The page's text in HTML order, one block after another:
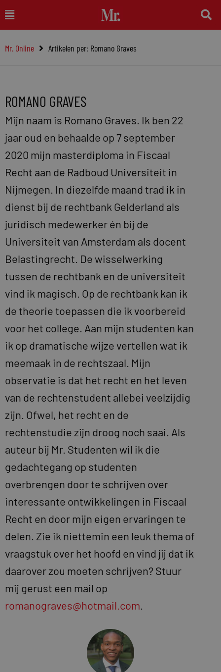
naar
inhoud
Main
Menu
Mr. Online Artikelen per: Romano Graves
ROMANO GRAVES
Mijn naam is Romano Graves. Ik ben 22
jaar oud en behaalde op 7 september
2020 mijn masterdiploma in Fiscaal
Recht aan de Radboud Universiteit in
Nijmegen. In diezelfde maand trad ik in
dienst bij de rechtbank Gelderland als
juridisch medewerker én bij de
Universiteit van Amsterdam als docent
Belastingrecht. De wisselwerking
tussen de rechtbank en de universiteit
vind ik magisch. Op de rechtbank kan ik
de theorie toepassen die ik voorbereid
voor het college. Aan mijn studenten kan
ik op dramatische wijze vertellen wat ik
meemaak in de rechtszaal. Mijn
observatie is dat het recht en het leven
van de rechtenstudent allebei veelzijdig
zijn. Ofwel, het recht en de
rechtenstudie zijn droog noch saai. Als
auteur bij Mr. Studenten wil ik die
gedachtegang op studenten
overbrengen door te schrijven over
interessante ontwikkelingen in Fiscaal
Recht en door mijn eigen ervaringen te
delen. Zie ik niettemin een leuk thema of
vraagstuk over het hoofd en vind jij dat ik
daarover zou moeten schrijven? Stuur
mij gerust een mail op
romanograves@hotmail.com